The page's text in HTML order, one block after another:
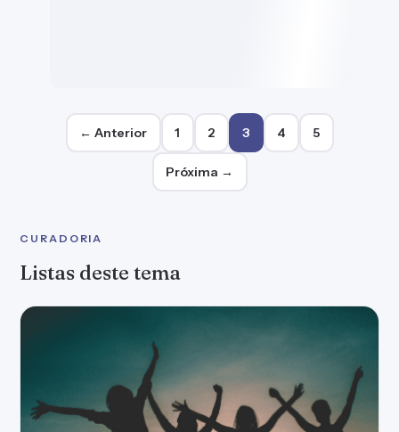
Paginação de posts
← Anterior 1 2 3 4 5
Próxima →
CURADORIA
Listas deste tema